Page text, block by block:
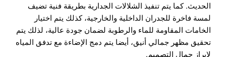
الحديث. كما يتم تنفيذ الشلالات الجدارية بطريقة فنية تضيف
لمسة فاخرة للجدران الداخلية والخارجية، كذلك يتم اختيار
الخامات المقاومة للماء والرطوبة لضمان جودة عالية، لذلك يتم
تحقيق مظهر جمالي أنيق، أيضا يتم دمج الإضاءة مع تدفق المياه
لإبراز جمال التصميم.